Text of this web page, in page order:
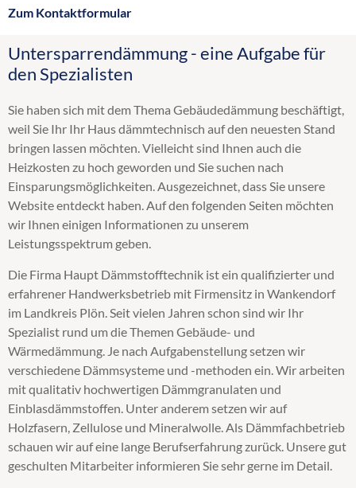
Untersparrendämmung - eine Aufgabe für
den Spezialisten
Sie haben sich mit dem Thema Gebäudedämmung beschäftigt,
weil Sie Ihr Ihr Haus dämmtechnisch auf den neuesten Stand
bringen lassen möchten. Vielleicht sind Ihnen auch die
Heizkosten zu hoch geworden und Sie suchen nach
Einsparungsmöglichkeiten. Ausgezeichnet, dass Sie unsere
Website entdeckt haben. Auf den folgenden Seiten möchten
wir Ihnen einigen Informationen zu unserem
Leistungsspektrum geben.
Die Firma Haupt Dämmstofftechnik ist ein qualifizierter und
erfahrener Handwerksbetrieb mit Firmensitz in Wankendorf
im Landkreis Plön. Seit vielen Jahren schon sind wir Ihr
Spezialist rund um die Themen Gebäude- und
Wärmedämmung. Je nach Aufgabenstellung setzen wir
verschiedene Dämmsysteme und -methoden ein. Wir arbeiten
mit qualitativ hochwertigen Dämmgranulaten und
Einblasdämmstoffen. Unter anderem setzen wir auf
Holzfasern, Zellulose und Mineralwolle. Als Dämmfachbetrieb
schauen wir auf eine lange Berufserfahrung zurück. Unsere gut
geschulten Mitarbeiter informieren Sie sehr gerne im Detail.
Gebäudedämmung
HK 33
Hohlraumdämmung
Innendämmung
Kellerdeckendämmung
Kerndämmung
Obergeschossdeckendämmung
Steicozell
Supafil
Wärmedämmung
Zellulosedämmung
Zum Kontaktformular